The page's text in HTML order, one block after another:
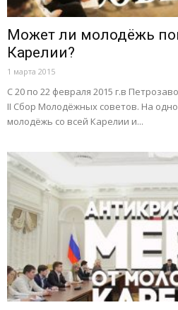
Может ли молодёжь
Карелии?
1 марта 2015
С 20 по 22 февраля 2015 г.в
II Сбор Молодёжных советов. На
молодёжь со всей Карелии и...